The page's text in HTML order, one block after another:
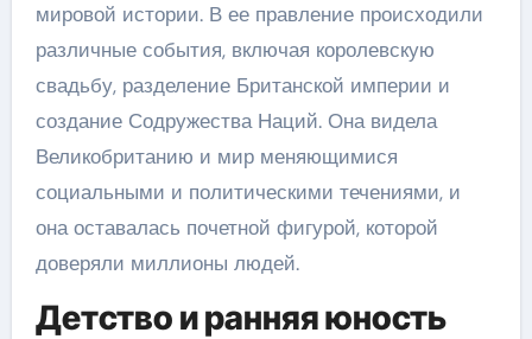
мировой истории. В ее правление происходили
различные события, включая королевскую
свадьбу, разделение Британской империи и
создание Содружества Наций. Она видела
Великобританию и мир меняющимися
социальными и политическими течениями, и
она оставалась почетной фигурой, которой
доверяли миллионы людей.
Детство и ранняя юность